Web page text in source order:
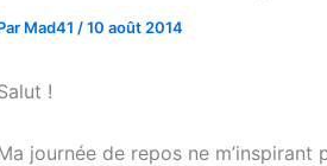
Mad41 /10 août 2014
!
journée de repos ne